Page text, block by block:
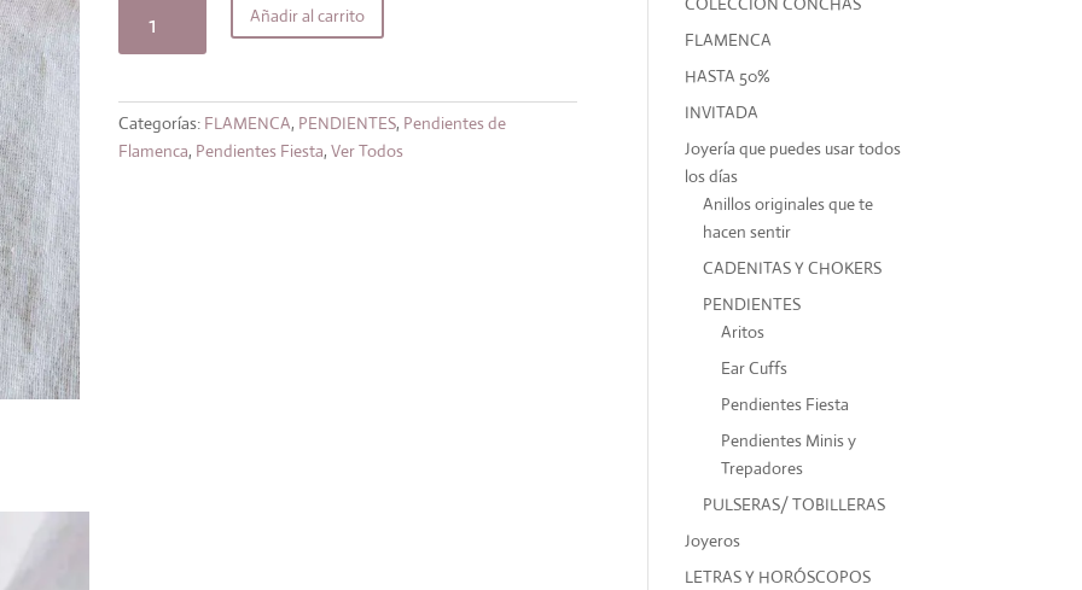
era: es:
lágrima
Añadir al carrito
Categorías: FLAMENCA, PENDIENTES, Pendientes de
Flamenca, Pendientes Fiesta,Ver Todos
FLAMENCA
HASTA 50%
INVITADA
Joyería que puedes usar todos
los días
Anillos originales que te
hacen sentir
CADENITAS Y CHOKERS
PENDIENTES
Aritos
Ear Cuffs
Pendientes Fiesta
Pendientes Minis y
Trepadores
PULSERAS/ TOBILLERAS
Joyeros
LETRAS Y HORÓSCOPOS